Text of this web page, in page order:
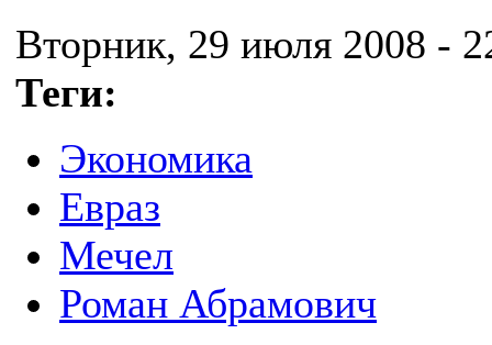
Вторник, 29 июля 2008 -
Теги:
Экономика
Евраз
Мечел
Роман Абрамович